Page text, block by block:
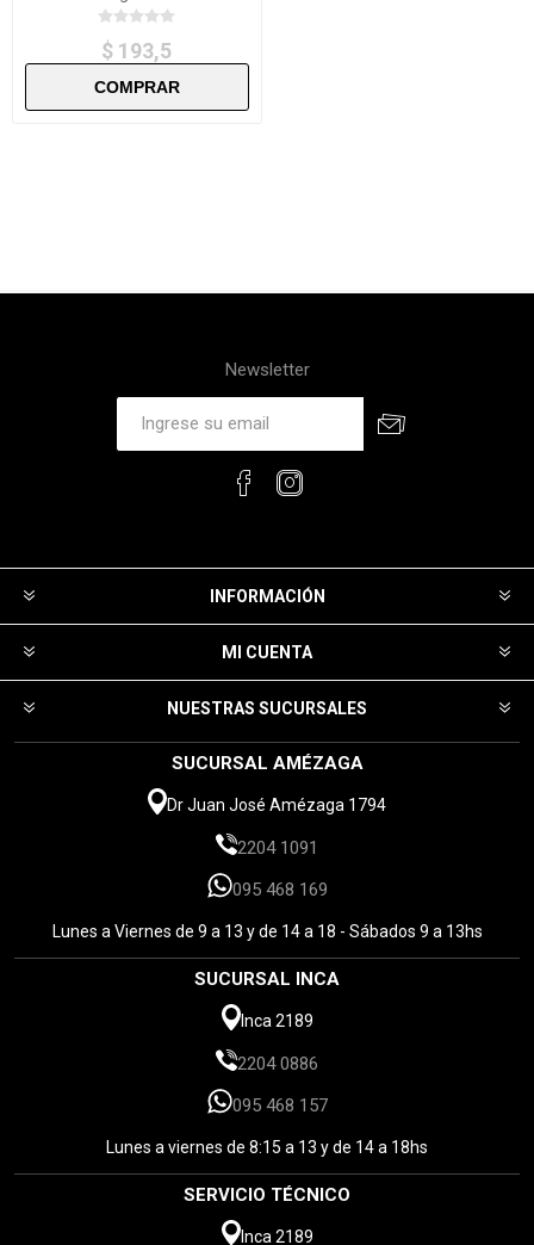
$ 193,5
Newsletter
INFORMACIÓN
MI CUENTA
NUESTRAS SUCURSALES
SUCURSAL AMÉZAGA
Dr Juan José Amézaga 1794
2204 1091
095 468 169
Lunes a Viernes de 9 a 13 y de 14 a 18 - Sábados 9 a 13hs
SUCURSAL INCA
Inca 2189
2204 0886
095 468 157
Lunes a viernes de 8:15 a 13 y de 14 a 18hs
SERVICIO TÉCNICO
Inca 2189